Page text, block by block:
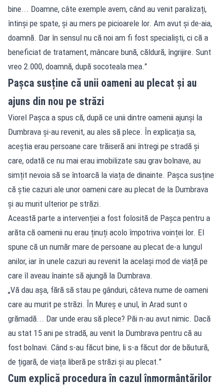
bine... Doamne, câte exemple avem, când au venit paralizați,
întinși pe spate, și au mers pe picioarele lor. Am avut și de-aia,
doamnă. Dar în sensul nu că noi am fi fost specialiști, ci că a
beneficiat de tratament, mâncare bună, căldură, îngrijire. Sunt
vreo 2.000, doamnă, după socoteala mea.”
Pașca susține că unii oameni au plecat și au
ajuns din nou pe străzi
Viorel Pașca a spus că, după ce unii dintre oamenii ajunși la
Dumbrava și-au revenit, au ales să plece. În explicația sa,
aceștia erau persoane care trăiseră ani întregi pe stradă și
care, odată ce nu mai erau imobilizate sau grav bolnave, au
simțit nevoia să se întoarcă la viața de dinainte. Pașca susține
că știe cazuri ale unor oameni care au plecat de la Dumbrava
și au murit ulterior pe străzi.
Această parte a intervenției a fost folosită de Pașca pentru a
arăta că oamenii nu erau ținuți acolo împotriva voinței lor. El
spune că un număr mare de persoane au plecat de-a lungul
anilor, iar în unele cazuri au revenit la același mod de viață pe
care îl aveau înainte să ajungă la Dumbrava.
„Vă dau așa, fără să stau pe gânduri, câteva nume de oameni
care au murit pe străzi. În Mureș e unul, în Arad sunt o
grămadă... Dar unde erau să plece? Păi n-au avut nimic. Dacă
au stat 15 ani pe stradă, au venit la Dumbrava pentru că au
fost bolnavi. Când s-au făcut bine, li s-a făcut dor de băutură,
de țigară, de viața liberă pe străzi și au plecat.”
Cum explică procedura în cazul înmormântărilor